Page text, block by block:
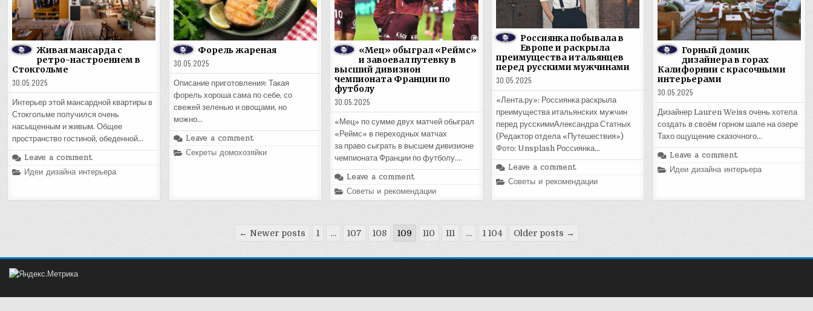
Живая мансарда с
ретро-настроением в
Стокгольме
30.05.2025
Интерьер этой мансардной квартиры в
Стокгольме получился очень
насыщенным и живым. Общее
пространство гостиной, обеденной…
Leave a comment
Posted
in
Идеи дизайна интерьера
Форель жареная
30.05.2025
Описание приготовления: Такая
форель хороша сама по себе, со
свежей зеленью и овощами, но
можно…
Leave a comment
Posted
Секреты домохозяйки
«Мец» обыграл «Реймс»
и завоевал путевку в
высший дивизион
чемпионата Франции по
футболу
30.05.2025
«Мец» по сумме двух матчей обыграл
«Реймс» в переходных матчах
за право сыграть в высшем дивизионе
чемпионата Франции по футболу….
Leave a comment
Posted
in
Советы и рекомендации
Россиянка побывала в
Европе и раскрыла
преимущества итальянцев
перед русскими мужчинами
30.05.2025
«Лента.ру»: Россиянка раскрыла
преимущества итальянских мужчин
перед русскимиАлександра Статных
(Редактор отдела «Путешествия»)
Фото: Unsplash Россиянка…
Leave a comment
Posted
Советы и рекомендации
Горный домик
дизайнера в горах
Калифорнии с красочными
интерьерами
30.05.2025
Дизайнер Lauren Weiss очень хотела
создать в своём горном шале на озере
Тахо ощущение сказочного…
Leave a comment
Posted
in
Идеи дизайна интерьера
← Newer posts 1 … 107 108 109 110 111 … 1 104 Older posts →